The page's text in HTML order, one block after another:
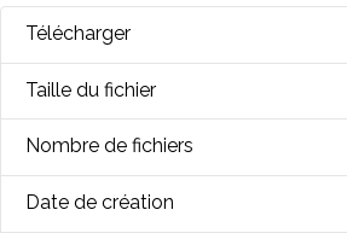
Télécharger
Taille du fichier
Nombre de fichiers
Date de création